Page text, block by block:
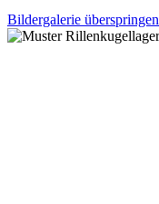
Bildergalerie überspringen